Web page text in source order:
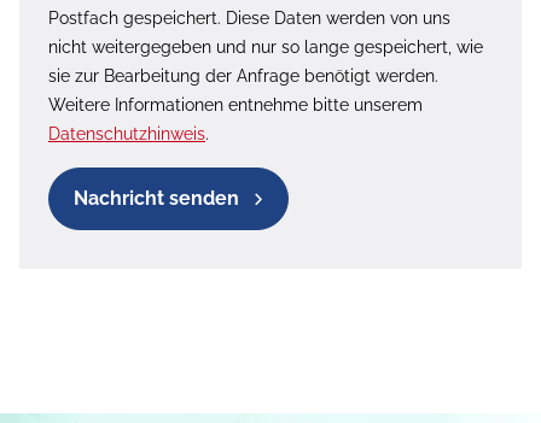
Postfach gespeichert. Diese Daten werden von uns
nicht weitergegeben und nur so lange gespeichert, wie
sie zur Bearbeitung der Anfrage benötigt werden.
Weitere Informationen entnehme bitte unserem
Datenschutzhinweis.
Nachricht senden